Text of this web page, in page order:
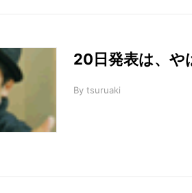
20日発表は、や
By tsuruaki
検
索
す